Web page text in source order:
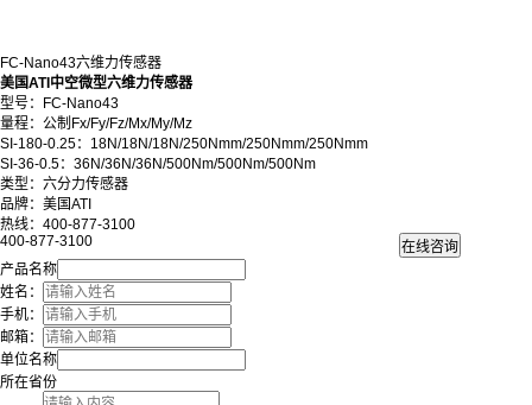
FC-Nano43六维力传感器
美国ATI中空微型六维力传感器
型号：FC-Nano43
量程：公制Fx/Fy/Fz/Mx/My/Mz
SI-180-0.25：18N/18N/18N/250Nmm/250Nmm/250Nmm
SI-36-0.5：36N/36N/36N/500Nm/500Nm/500Nm
类型：六分力传感器
品牌：美国ATI
热线：400-877-3100
400-877-3100
产品名称
姓名：
手机：
邮箱：
单位名称
所在省份